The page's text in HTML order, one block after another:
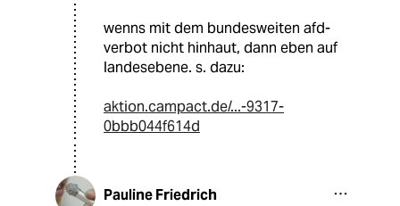
wenns mit dem bundesweiten afd-
verbot nicht hinhaut, dann eben auf
landesebene. s. dazu:
aktion.campact.de/...-9317-
0bbb044f614d
Pauline Friedrich